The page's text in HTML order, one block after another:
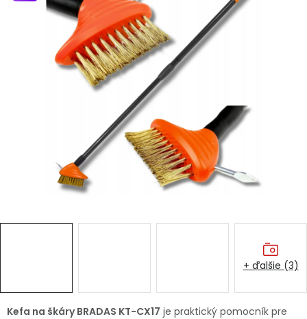
Vybavenie a hračky pre deti
Domácnosť
Ochranné pracovné pomôcky
Fotovoltaika
Doprava a platba Váš zákaznícky účet
Kefa na škáry BRADAS KT-CX17 je praktický pomocník pre
+ ďalšie (3)